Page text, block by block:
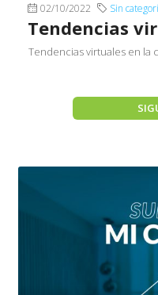
02/10/2022 Sin
Tendencias virtuales en